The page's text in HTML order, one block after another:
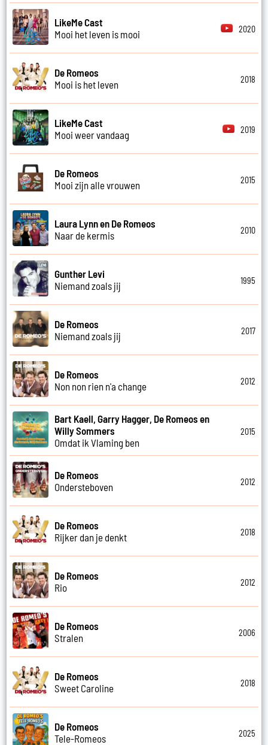
LikeMe Cast
Mooi het leven is mooi
2020
De Romeos
Mooi is het leven
2018
LikeMe Cast
Mooi weer vandaag
2019
De Romeos
Mooi zijn alle vrouwen
2015
Laura Lynn en De Romeos
Naar de kermis
2010
Gunther Levi
Niemand zoals jij
1995
De Romeos
Niemand zoals jij
2017
De Romeos
Non non rien n'a change
2012
Bart Kaell, Garry Hagger, De Romeos en
Willy Sommers
Omdat ik Vlaming ben
2015
De Romeos
Ondersteboven
2012
De Romeos
Rijker dan je denkt
2018
De Romeos
Rio
2012
De Romeos
Stralen
2006
De Romeos
Sweet Caroline
2018
De Romeos
Tele-Romeos
2025